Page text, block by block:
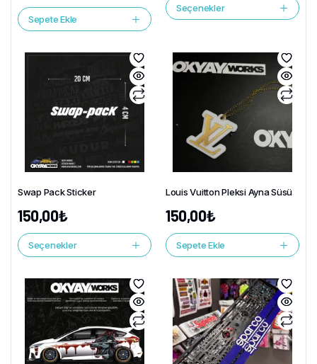
Sepete Ekle
Seçenekler
Swap Pack Sticker
150,00₺
Seçenekler
Louis Vuitton Pleksi Ayna Süsü
150,00₺
Sepete Ekle